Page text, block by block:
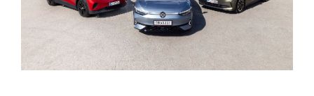
SKADECENTER